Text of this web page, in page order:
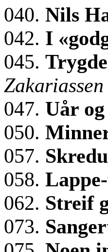
040. Nils
042. I
045.
Zakariassen
047. Uår
050.
057.
058.
062. Streif
073.